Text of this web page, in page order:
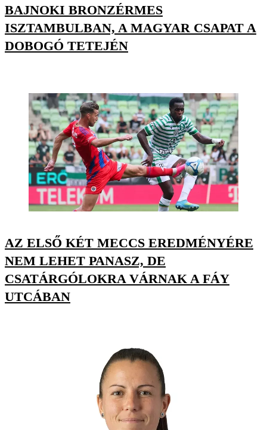
BAJNOKI BRONZÉRMES
ISZTAMBULBAN, A MAGYAR CSAPAT A
DOBOGÓ TETEJÉN
AZ ELSŐ KÉT MECCS EREDMÉNYÉRE
NEM LEHET PANASZ, DE
CSATÁRGÓLOKRA VÁRNAK A FÁY
UTCÁBAN